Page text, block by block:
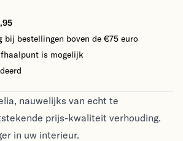
bij bestellingen boven de €75 euro
is mogelijk
nauwelijks van echt te
prijs-kwaliteit verhouding.
in uw interieur.